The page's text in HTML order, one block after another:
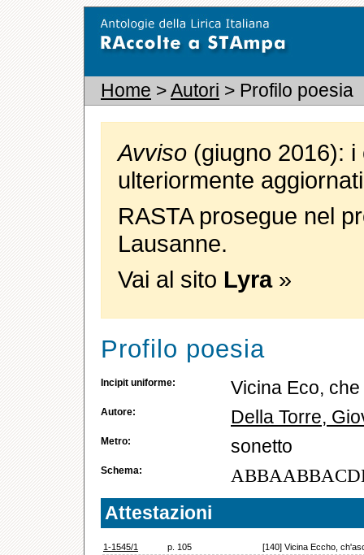
Home >Autori > Profilo poesia
Avviso (giugno 2016):
ulteriormente
RASTA prosegue nel
Lausanne.
Vai al sito Lyra»
Profilo poesia
Incipit uniforme: Vicina Eco,
Autore: Della Torre,
Metro: sonetto
Schema:
Attestazioni
1-1545/1 p. 105
[140] Vicina Eccho,